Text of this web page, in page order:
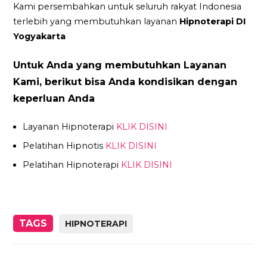
Kami persembahkan untuk seluruh rakyat Indonesia
terlebih yang membutuhkan layanan Hipnoterapi DI
Yogyakarta
Untuk Anda yang membutuhkan Layanan
Kami, berikut bisa Anda kondisikan dengan
keperluan Anda
Layanan Hipnoterapi KLIK DISINI
Pelatihan Hipnotis KLIK DISINI
Pelatihan Hipnoterapi KLIK DISINI
TAGS HIPNOTERAPI